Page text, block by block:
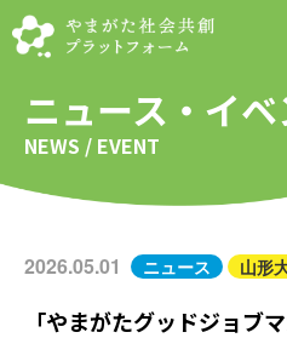
ニュース・イベ
NEWS / EVENT
2026.05.01 ニュース 山形
「やまがたグッドジョブ